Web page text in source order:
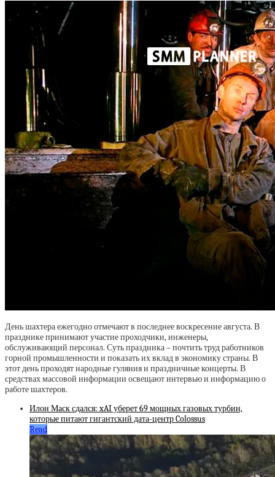
День шахтера ежегодно отмечают в последнее воскресение августа. В
празднике принимают участие проходчики, инженеры,
обслуживающий персонал. Суть праздника – почтить труд работников
горной промышленности и показать их вклад в экономику страны. В
этот день проходят народные гуляния и праздничные концерты. В
средствах массовой информации освещают интервью и информацию о
работе шахтеров.
Илон Маск сдался: xAI уберет 69 мощных газовых турбин,
которые питают гигантский дата-центр Colossus
Read